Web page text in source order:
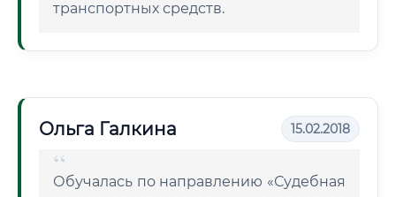
транспортных средств.
Ольга Галкина 15.02.2018
Обучалась по направлению «Судебная